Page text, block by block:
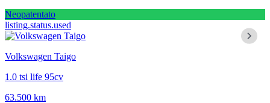
Neopatentato
listing.status.used
Volkswagen Taigo
1.0 tsi life 95cv
63.500 km